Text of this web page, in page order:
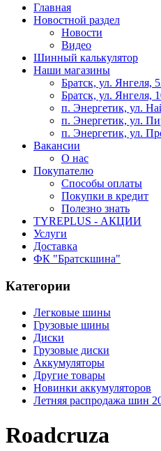
Главная
Новостной раздел
Новости
Видео
Шинный калькулятор
Наши магазины
Братск, ул. Янгеля,
Братск, ул. Янгеля,
п. Энергетик, ул.
п. Энергетик, ул.
п. Энергетик, ул.
Вакансии
О нас
Покупателю
Способы оплаты
Покупки в кредит
Полезно знать
TYREPLUS - АКЦИИ
Услуги
Доставка
ФК "Братскшина"
Категории
Легковые шины
Грузовые шины
Диски
Грузовые диски
Аккумуляторы
Другие товары
Новинки аккумуляторов
Летняя распродажа шин
Roadcruza